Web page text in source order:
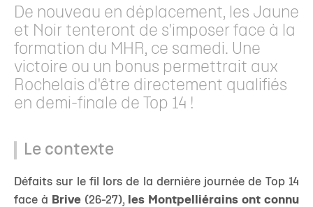
De nouveau en déplacement, les Jaune
et Noir tenteront de s'imposer face à la
formation du MHR, ce samedi. Une
victoire ou un bonus permettrait aux
Rochelais d'être directement qualifiés
en demi-finale de Top 14 !
Le contexte
Défaits sur le fil lors de la dernière journée de Top 14
face à Brive(26-27),
les Montpelliérains ont connu